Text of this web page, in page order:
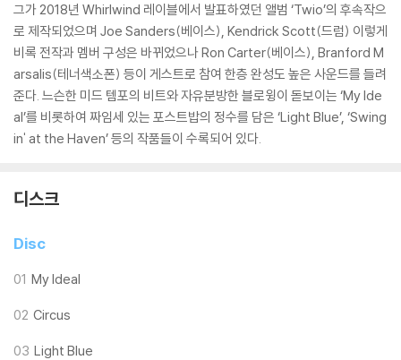
그가 2018년 Whirlwind 레이블에서 발표하였던 앨범 ‘Twio’의 후속작으
로 제작되었으며 Joe Sanders(베이스), Kendrick Scott(드럼) 이렇게
비록 전작과 멤버 구성은 바뀌었으나 Ron Carter(베이스), Branford M
arsalis(테너색소폰) 등이 게스트로 참여 한층 완성도 높은 사운드를 들려
준다. 느슨한 미드 템포의 비트와 자유분방한 블로윙이 돋보이는 ‘My Ide
al’를 비롯하여 짜임세 있는 포스트밥의 정수를 담은 ‘Light Blue’, ‘Swing
in' at the Haven’ 등의 작품들이 수록되어 있다.
디스크
Disc
01 My Ideal
02 Circus
03 Light Blue